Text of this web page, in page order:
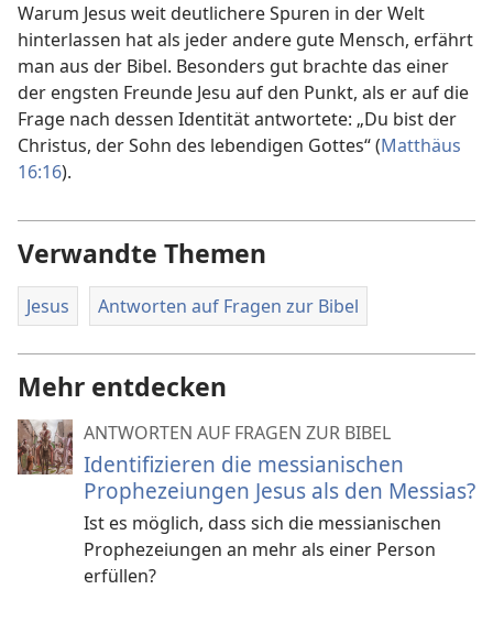
Warum Jesus weit deutlichere Spuren in der Welt
hinterlassen hat als jeder andere gute Mensch, erfährt
man aus der Bibel. Besonders gut brachte das einer
der engsten Freunde Jesu auf den Punkt, als er auf die
Frage nach dessen Identität antwortete: „Du bist der
Christus, der Sohn des lebendigen Gottes“ (Matthäus
16:16).
Verwandte Themen
Jesus Antworten auf Fragen zur Bibel
Mehr entdecken
ANTWORTEN AUF FRAGEN ZUR BIBEL
Identifizieren die messianischen
Prophezeiungen Jesus als den Messias?
Ist es möglich, dass sich die messianischen
Prophezeiungen an mehr als einer Person
erfüllen?